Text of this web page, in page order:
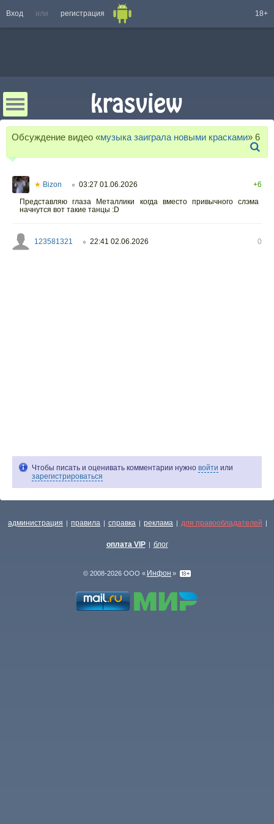
Вход или регистрация 18+
Обсуждение видео «музыка заиграла новыми красками» 6
★ Bizon ○ 03:27 01.06.2026
+6
Представляю глаза Металлики когда вместо привычного слэма
начнутся вот такие танцы :D
123581321 ○ 22:41 02.06.2026 0
Чтобы писать и оценивать комментарии нужно войти или
зарегистрироваться
администрация | правила | справка | реклама | для правообладателей |
оплата VIP | блог
© 2008-2026 ООО « Инфон »